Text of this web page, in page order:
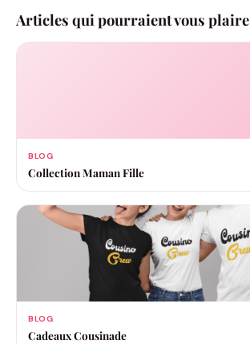
Articles qui pourraient vous plaire
BLOG
Collection Maman Fille
BLOG
Cadeaux Cousinade